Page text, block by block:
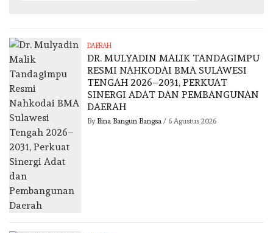
DAERAH
DR. MULYADIN MALIK TANDAGIMPU
RESMI NAHKODAI BMA SULAWESI
TENGAH 2026–2031, PERKUAT
SINERGI ADAT DAN PEMBANGUNAN
DAERAH
By Bina Bangun Bangsa / 6 Agustus 2026